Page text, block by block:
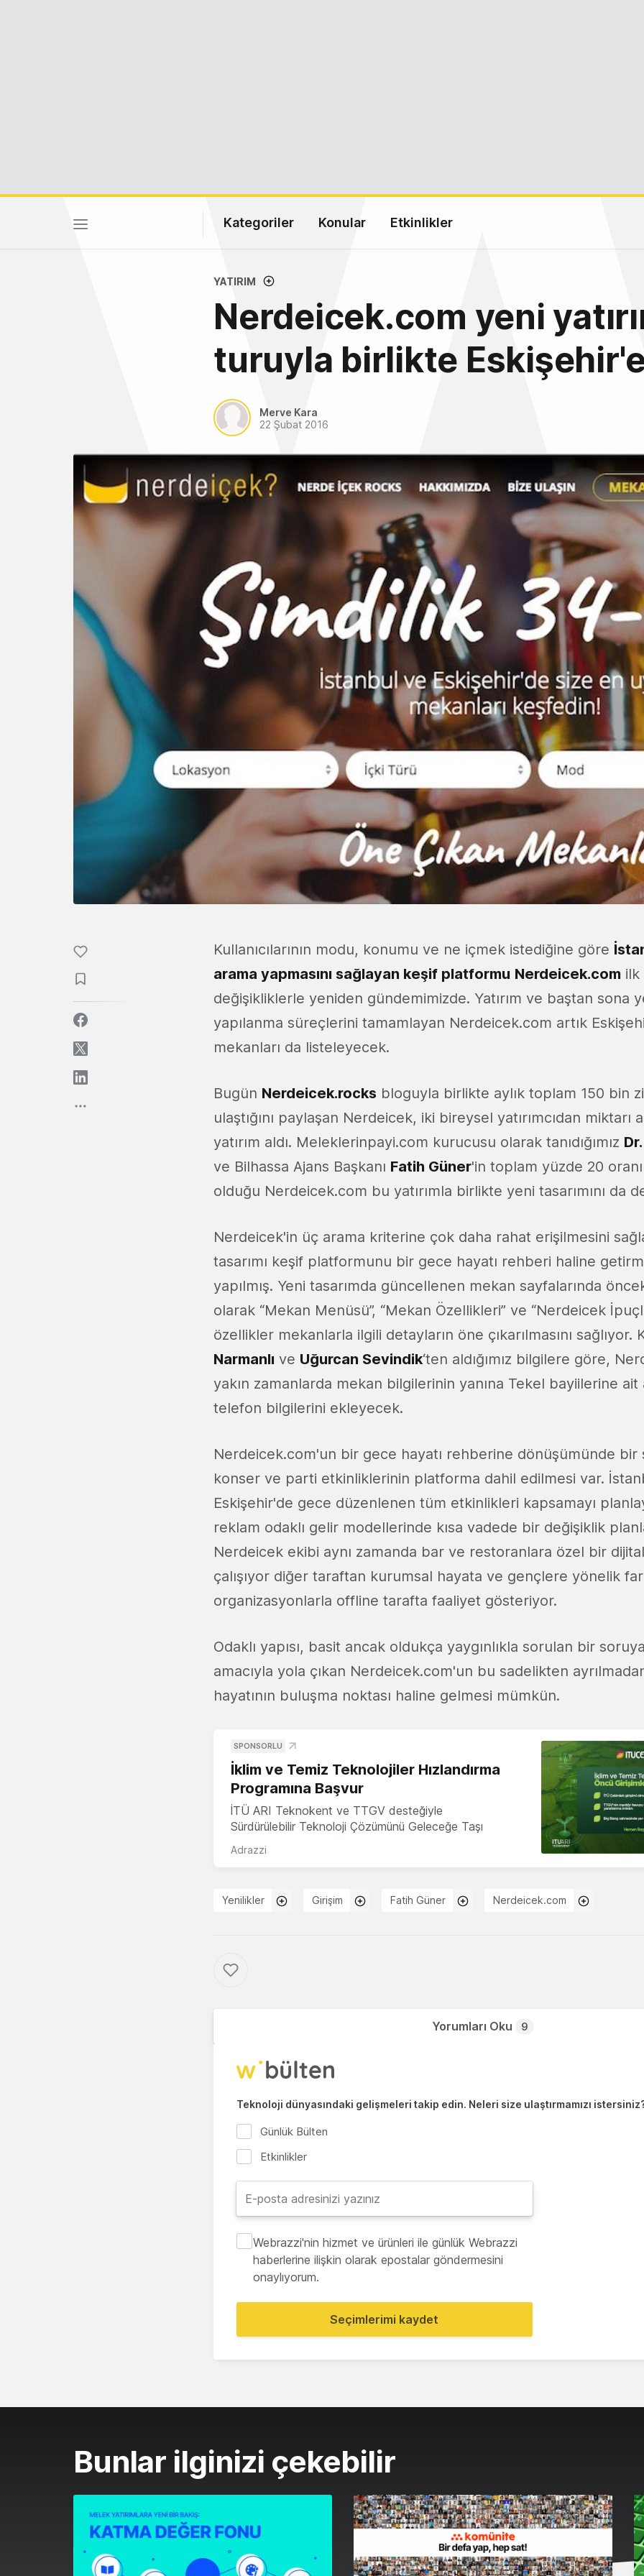
Kategoriler Konular Etkinlikler
YATIRIM
Nerdeicek.com yeni
turuyla birlikte Eskişehir'e
Merve Kara
22 Şubat 2016
Kullanıcılarının modu, konumu ve ne içmek istediğine göre
arama yapmasını sağlayan keşif platformu Nerdeicek.com ilk
değişikliklerle yeniden gündemimizde. Yatırım ve baştan sona
yapılanma süreçlerini tamamlayan Nerdeicek.com artık
mekanları da listeleyecek.
Bugün Nerdeicek.rocks bloguyla birlikte aylık toplam 150 bin
ulaştığını paylaşan Nerdeicek, iki bireysel yatırımcıdan miktarı
yatırım aldı. Meleklerinpayi.com kurucusu olarak tanıdığımız
ve Bilhassa Ajans Başkanı Fatih Güner'in toplam yüzde 20
olduğu Nerdeicek.com bu yatırımla birlikte yeni tasarımını da
Nerdeicek'in üç arama kriterine çok daha rahat erişilmesini
tasarımı keşif platformunu bir gece hayatı rehberi haline
yapılmış. Yeni tasarımda güncellenen mekan sayfalarında
olarak “Mekan Menüsü”, “Mekan Özellikleri” ve “Nerdeicek
özellikler mekanlarla ilgili detayların öne çıkarılmasını sağlıyor.
Narmanlı ve Uğurcan Sevindik‘ten aldığımız bilgilere göre,
yakın zamanlarda mekan bilgilerinin yanına Tekel bayiilerine
telefon bilgilerini ekleyecek.
Nerdeicek.com'un bir gece hayatı rehberine dönüşümünde bir
konser ve parti etkinliklerinin platforma dahil edilmesi var.
Eskişehir'de gece düzenlenen tüm etkinlikleri kapsamayı
reklam odaklı gelir modellerinde kısa vadede bir değişiklik
Nerdeicek ekibi aynı zamanda bar ve restoranlara özel bir
çalışıyor diğer taraftan kurumsal hayata ve gençlere yönelik
organizasyonlarla offline tarafta faaliyet gösteriyor.
Odaklı yapısı, basit ancak oldukça yaygınlıkla sorulan bir
amacıyla yola çıkan Nerdeicek.com'un bu sadelikten
hayatının buluşma noktası haline gelmesi mümkün.
SPONSORLU
İklim ve Temiz Teknolojiler Hızlandırma
Programına Başvur
İTÜ ARI Teknokent ve TTGV desteğiyle
Sürdürülebilir Teknoloji Çözümünü Geleceğe Taşı
Adrazzi
Yenilikler Girişim Fatih Güner Nerdeicek.com
Yorumları Oku 9
Teknoloji dünyasındaki gelişmeleri takip edin. Neleri size ulaştırmamızı
Günlük Bülten
Etkinlikler
Webrazzi'nin hizmet ve ürünleri ile günlük Webrazzi
haberlerine ilişkin olarak epostalar göndermesini
onaylıyorum.
Seçimlerimi kaydet
Bunlar ilginizi çekebilir